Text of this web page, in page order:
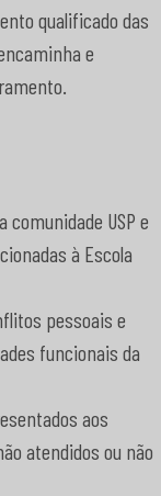
qualificado das
e
USP e
à Escola
pessoais e
funcionais da
aos
atendidos ou não